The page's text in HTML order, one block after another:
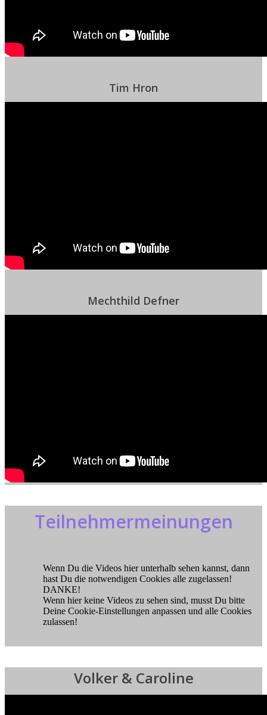
Tim Hron
Mechthild Defner
Teilnehmermeinungen
Wenn Du die Videos hier unterhalb sehen kannst, dann
hast Du die notwendigen Cookies alle zugelassen!
DANKE!
Wenn hier keine Videos zu sehen sind, musst Du bitte
Deine Cookie-Einstellungen anpassen und alle Cookies
zulassen!
Volker & Caroline